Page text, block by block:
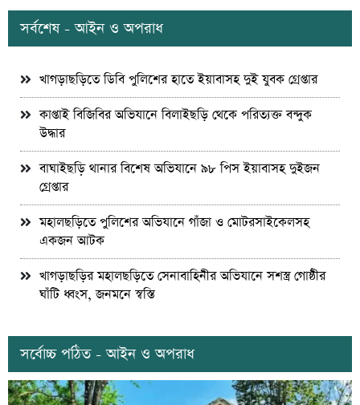
সর্বশেষ - আইন ও অপরাধ
খাগড়াছড়িতে ডিবি পুলিশের হাতে ইয়াবাসহ দুই যুবক গ্রেপ্তার
কাপ্তাই বিজিবির অভিযানে বিলাইছড়ি থেকে পরিত্যক্ত বন্দুক
উদ্ধার
বাঘাইছড়ি থানার বিশেষ অভিযানে ৯৮ পিস ইয়াবাসহ দুইজন
গ্রেপ্তার
মহালছড়িতে পুলিশের অভিযানে গাঁজা ও মোটরসাইকেলসহ
একজন আটক
খাগড়াছড়ির মহালছড়িতে সেনাবাহিনীর অভিযানে সশস্ত্র গোষ্ঠীর
ঘাঁটি ধ্বংস, জনমনে স্বস্তি
সর্বোচ্চ পঠিত - আইন ও অপরাধ